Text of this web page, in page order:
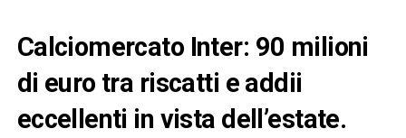
Calciomercato Inter: 90 milioni
di euro tra riscatti e addii
eccellenti in vista dell’estate.